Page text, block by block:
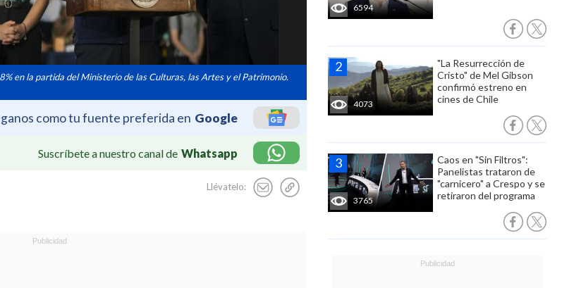
en la partida del Ministerio de las Culturas, las Artes y el Patrimonio.
como tu fuente preferida en Google
Suscríbete a nuestro canal de Whatsapp
Llévatelo:
6594
4073
"La Resurrección de
Cristo" de Mel Gibson
confirmó estreno en
cines de Chile
3765
Caos en "Sin Filtros":
Panelistas trataron de
"carnicero" a Crespo y se
retiraron del programa